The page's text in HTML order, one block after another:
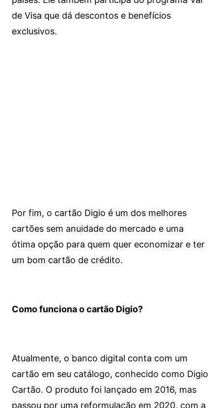
de Visa que dá descontos e benefícios
exclusivos.
Por fim, o cartão Digio é um dos melhores
cartões sem anuidade do mercado e uma
ótima opção para quem quer economizar e ter
um bom cartão de crédito.
Como funciona o cartão Digio?
Atualmente, o banco digital conta com um
cartão em seu catálogo, conhecido como Digio
Cartão. O produto foi lançado em 2016, mas
passou por uma reformulação em 2020, com a